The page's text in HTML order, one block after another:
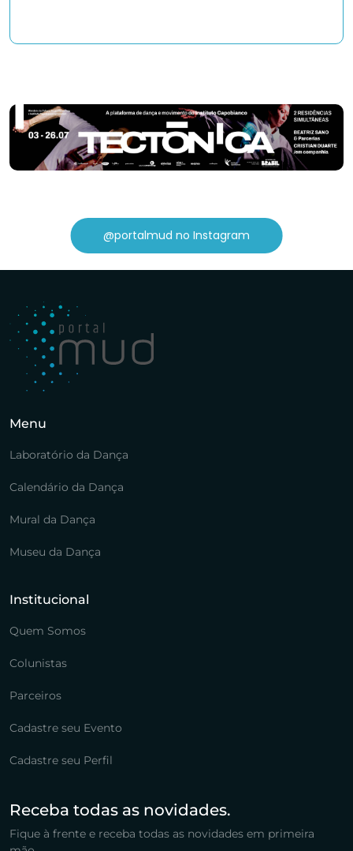
@portalmud no Instagram
Menu
Laboratório da Dança
Calendário da Dança
Mural da Dança
Museu da Dança
Institucional
Quem Somos
Colunistas
Parceiros
Cadastre seu Evento
Cadastre seu Perfil
Receba todas as novidades.
Fique à frente e receba todas as novidades em primeira